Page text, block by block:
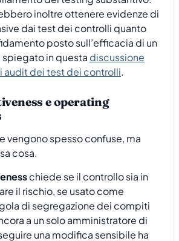
inoltre ottenere evidenze di
dai test dei controlli quanto
posto sull’efficacia di un
in questa discussione
audit dei test dei controlli.
e operating
vengono spesso confuse, ma
cosa.
chiede se il controllo sia in
il rischio, se usato come
di segregazione dei compiti
a un solo amministratore di
una modifica sensibile ha